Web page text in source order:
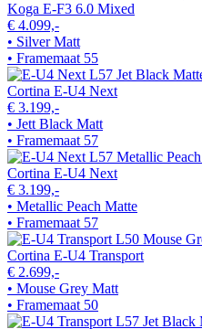
Koga E-F3 6.0 Mixed
€ 4.099,-
• Silver Matt
• Framemaat 55
Cortina E-U4 Next
€ 3.199,-
• Jett Black Matt
• Framemaat 57
Cortina E-U4 Next
€ 3.199,-
• Metallic Peach Matte
• Framemaat 57
Cortina E-U4 Transport
€ 2.699,-
• Mouse Grey Matt
• Framemaat 50